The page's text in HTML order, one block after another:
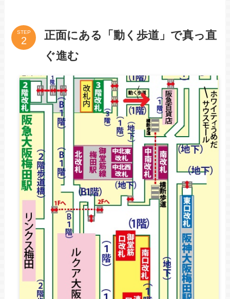
STEP
正面にある「動く歩道」で真っ直
ぐ進む